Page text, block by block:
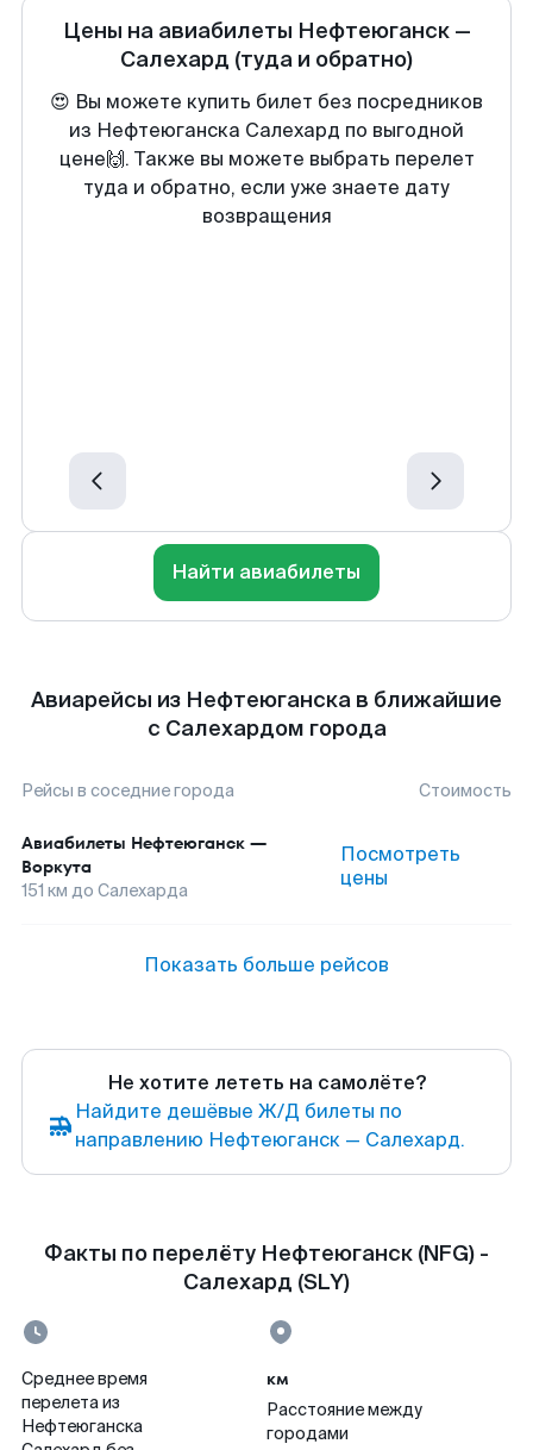
Цены на авиабилеты Нефтеюганск—
Салехард (туда и обратно)
😍 Вы можете купить билет без посредников
из Нефтеюганска Салехард по выгодной
цене🙌. Также вы можете выбрать перелет
туда и обратно, если уже знаете дату
возвращения
Найти авиабилеты
Авиарейсы из Нефтеюганска в ближайшие
с Салехардом города
Рейсы в соседние города Стоимость
Авиабилеты Нефтеюганск —
Воркута
151 км до Салехарда
Посмотреть
цены
Показать больше рейсов
Не хотите лететь на самолёте?
Найдите дешёвые Ж/Д билеты по
направлению Нефтеюганск — Салехард.
Факты по перелёту Нефтеюганск (NFG) -
Салехард (SLY)
Среднее время
перелета из
Нефтеюганска
км
Расстояние между
городами